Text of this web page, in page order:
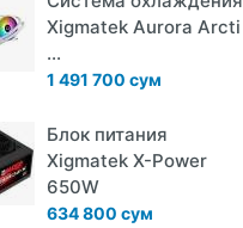
Xigmatek Aurora Arcti
...
1 491 700 сум
Блок питания
Xigmatek X-Power
650W
634 800 сум